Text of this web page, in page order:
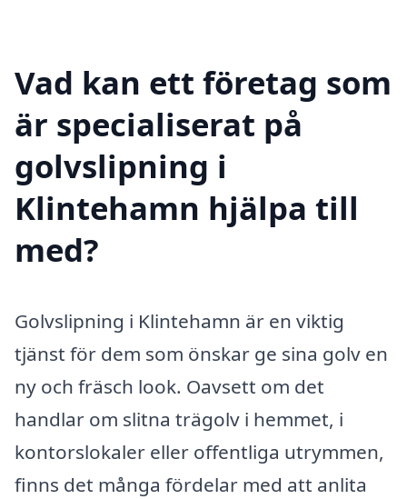
Vad kan ett företag som
är specialiserat på
golvslipning i
Klintehamn hjälpa till
med?
Golvslipning i Klintehamn är en viktig
tjänst för dem som önskar ge sina golv en
ny och fräsch look. Oavsett om det
handlar om slitna trägolv i hemmet, i
kontorslokaler eller offentliga utrymmen,
finns det många fördelar med att anlita